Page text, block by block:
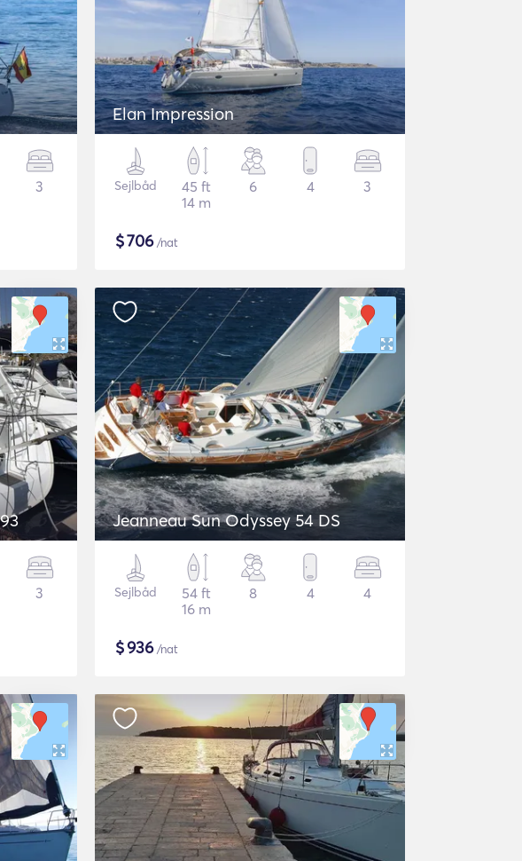
3
Elan Impression
Sejlbåd
45 ft
14 m
6 4 3
$706/nat
3
Jeanneau Sun Odyssey 54 DS
Sejlbåd
54 ft
16 m
8 4 4
$936/nat